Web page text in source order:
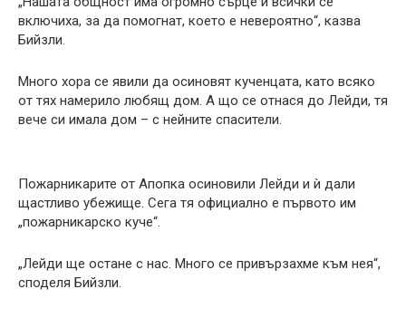
включиха, за да помогнат, което е невероятно“, казва
Бийзли.
Много хора се явили да осиновят кученцата, като всяко
от тях намерило любящ дом. А що се отнася до Лейди, тя
вече си имала дом – с нейните спасители.
Пожарникарите от Апопка осиновили Лейди и ѝ дали
щастливо убежище. Сега тя официално е първото им
„пожарникарско куче“.
„Лейди ще остане с нас. Много се привързахме към нея“,
споделя Бийзли.